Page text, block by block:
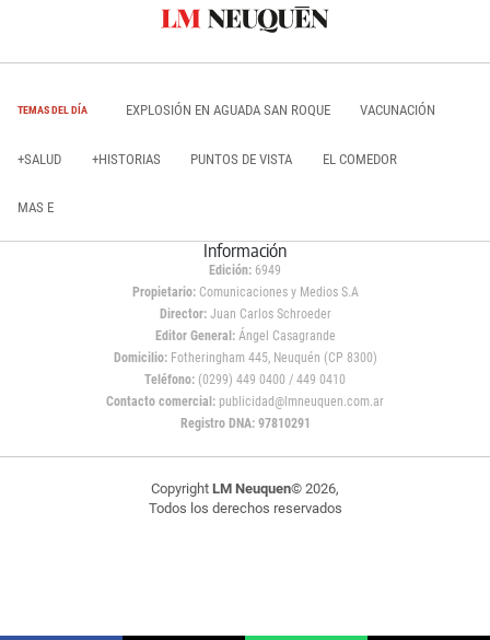
TEMAS DEL DÍA EXPLOSIÓN EN AGUADA SAN ROQUE VACUNACIÓN
+SALUD +HISTORIAS PUNTOS DE VISTA EL COMEDOR
MAS E
Información
Edición: 6949
Propietario:Comunicaciones y Medios S.A
Director: Juan Carlos Schroeder
Editor General:Ángel Casagrande
Domicilio:Fotheringham 445, Neuquén (CP 8300)
Teléfono: (0299) 449 0400 / 449 0410
Contacto comercial: publicidad@lmneuquen.com.ar
Registro DNA: 97810291
Copyright LM Neuquen© 2026,
Todos los derechos reservados